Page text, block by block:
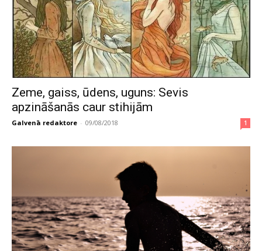
Zeme, gaiss, ūdens, uguns: Sevis
apzināšanās caur stihijām
Galvenā redaktore - 09/08/2018 1